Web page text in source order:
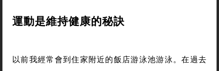
運動是維持健康的秘訣
以前我經常會到住家附近的飯店游泳池游泳。在過去